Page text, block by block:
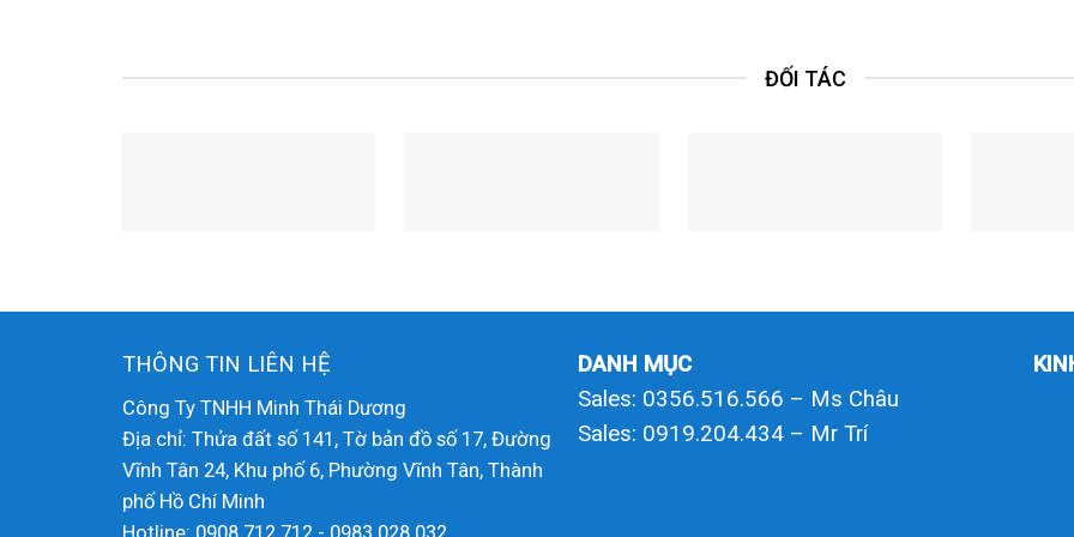
ĐỐI TÁC
THÔNG TIN LIÊN HỆ
Công Ty TNHH Minh Thái Dương
Địa chỉ: Thửa đất số 141, Tờ bản đồ số 17, Đường
Vĩnh Tân 24, Khu phố 6, Phường Vĩnh Tân, Thành
phố Hồ Chí Minh
DANH MỤC
Sales: 0356.516.566 – Ms Châu
Sales: 0919.204.434 – Mr Trí